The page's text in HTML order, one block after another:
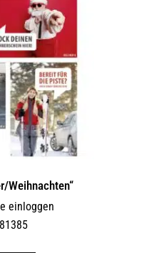
Weihnachten“
einloggen